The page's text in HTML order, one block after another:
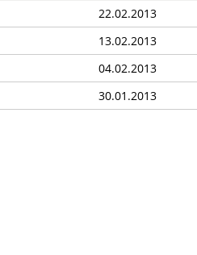
22.02.2013
13.02.2013
04.02.2013
30.01.2013